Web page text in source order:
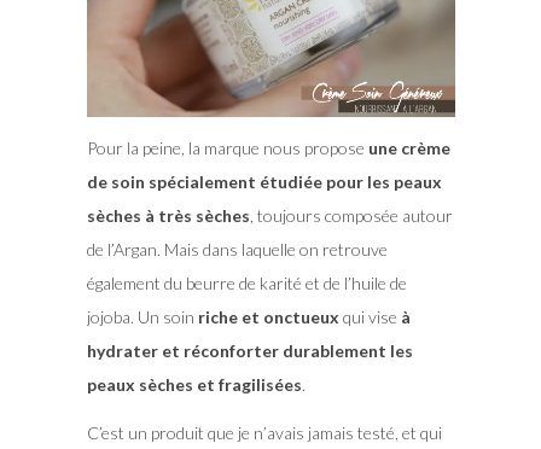
Pour la peine, la marque nous propose une crème
de soin spécialement étudiée pour les peaux
sèches à très sèches, toujours composée autour
de l’Argan. Mais dans laquelle on retrouve
également du beurre de karité et de l’huile de
jojoba. Un soin riche et onctueux qui vise à
hydrater et réconforter durablement les
peaux sèches et fragilisées.
C’est un produit que je n’avais jamais testé, et qui